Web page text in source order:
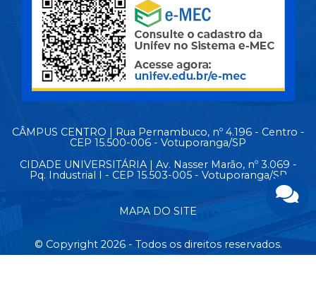
CÂMPUS CENTRO | Rua Pernambuco, nº 4.196 - Centro -
CEP 15.500-006 - Votuporanga/SP
CIDADE UNIVERSITÁRIA | Av. Nasser Marão, nº 3.069 -
Pq. Industrial I - CEP 15.503-005 - Votuporanga/SP
MAPA DO SITE
© Copyright 2026 - Todos os direitos reservados.